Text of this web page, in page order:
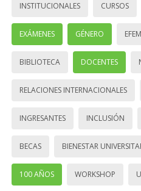
INSTITUCIONALES CURSOS
EXÁMENES GÉNERO
BIBLIOTECA DOCENTES
RELACIONES INTERNACIONALES
INGRESANTES INCLUSIÓN
BECAS BIENESTAR
100 AÑOS WORKSHOP